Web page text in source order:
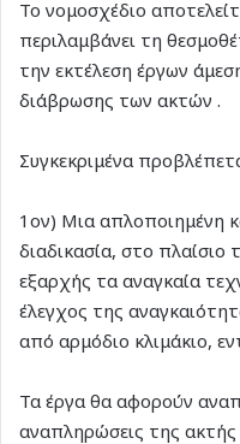
Το νομοσχέδιο
περιλαμβάνει τη
την εκτέλεση έργων
διάβρωσης των ακτών .
Συγκεκριμένα
1ον) Μια απλοποιημένη
διαδικασία, στο πλαίσιο
εξαρχής τα αναγκαία
έλεγχος της
από αρμόδιο κλιμάκιο,
Τα έργα θα αφορούν
αναπληρώσεις της